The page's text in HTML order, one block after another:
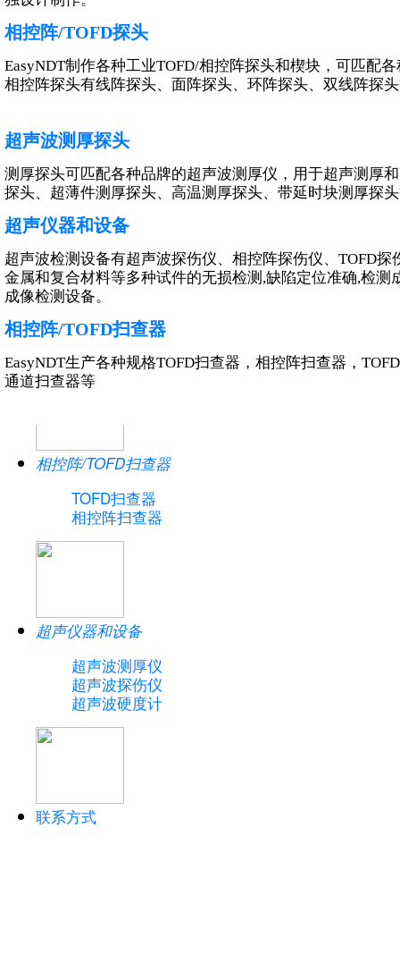
表面波探头
其他超声探头
管材检测系统超声探头
棒材检测系统超声探头
相控阵/TOFD探头
线阵探头
面阵探头（矩阵）
特殊阵列探头
连接器转换盒
TOFD探头及楔块
相控阵/TOFD扫查器
TOFD扫查器
相控阵扫查器
超声仪器和设备
超声波测厚仪
超声波探伤仪
超声波硬度计
联系方式
相控阵/TOFD探头
EasyNDT制作各种工业TOFD/相控阵探头和楔块，可匹配
相控阵探头有线阵探头、面阵探头、环阵探头、双线阵探
超声波测厚探头
测厚探头可匹配各种品牌的超声波测厚仪，用于超声测厚
探头、超薄件测厚探头、高温测厚探头、带延时块测厚探
超声仪器和设备
超声波检测设备有超声波探伤仪、相控阵探伤仪、TOFD
金属和复合材料等多种试件的无损检测,缺陷定位准确,检
成像检测设备。
相控阵/TOFD扫查器
EasyNDT生产各种规格TOFD扫查器，相控阵扫查器，
通道扫查器等